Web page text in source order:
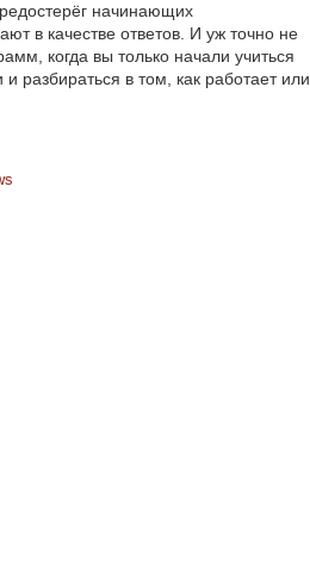
начинающих
в качестве ответов. И уж точно не
когда вы только начали учиться
разбираться в том, как работает или